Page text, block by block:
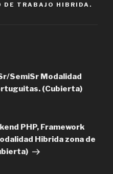
DE TRABAJO HIBRIDA.
SemiSr Modalidad
(Cubierta)
PHP, Framework
Hibrida zona de